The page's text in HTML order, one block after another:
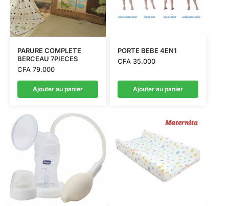
PARURE COMPLETE
BERCEAU 7PIECES
CFA79.000
Ajouter au panier
PORTE BEBE 4EN1
CFA35.000
Ajouter au panier